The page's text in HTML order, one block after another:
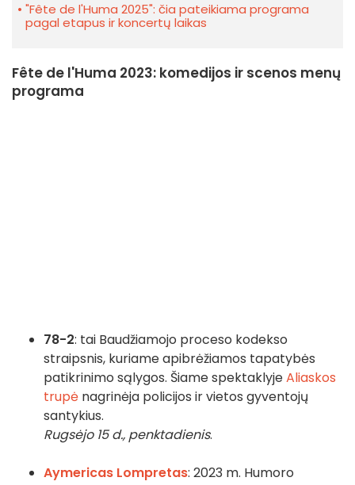
"Fête de l'Huma 2025": čia pateikiama programa
pagal etapus ir koncertų laikas
Fête de l'Huma 2023: komedijos ir scenos menų
programa
78-2: tai Baudžiamojo proceso kodekso
straipsnis, kuriame apibrėžiamos tapatybės
patikrinimo sąlygos. Šiame spektaklyjeAliaskos
trupė nagrinėja policijos ir vietos gyventojų
santykius.
Rugsėjo 15 d., penktadienis.
Aymericas Lompretas: 2023 m. Humoro